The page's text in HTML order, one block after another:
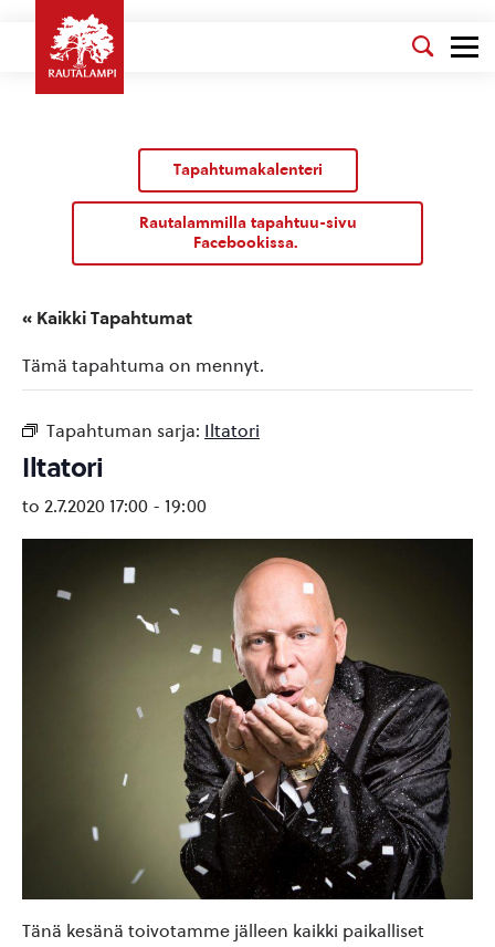
Tapahtumakalenteri
Rautalammilla tapahtuu-sivu
Facebookissa.
« Kaikki Tapahtumat
Tämä tapahtuma on mennyt.
Tapahtuman sarja: Iltatori
Iltatori
to 2.7.2020 17:00 - 19:00
Tänä kesänä toivotamme jälleen kaikki paikalliset